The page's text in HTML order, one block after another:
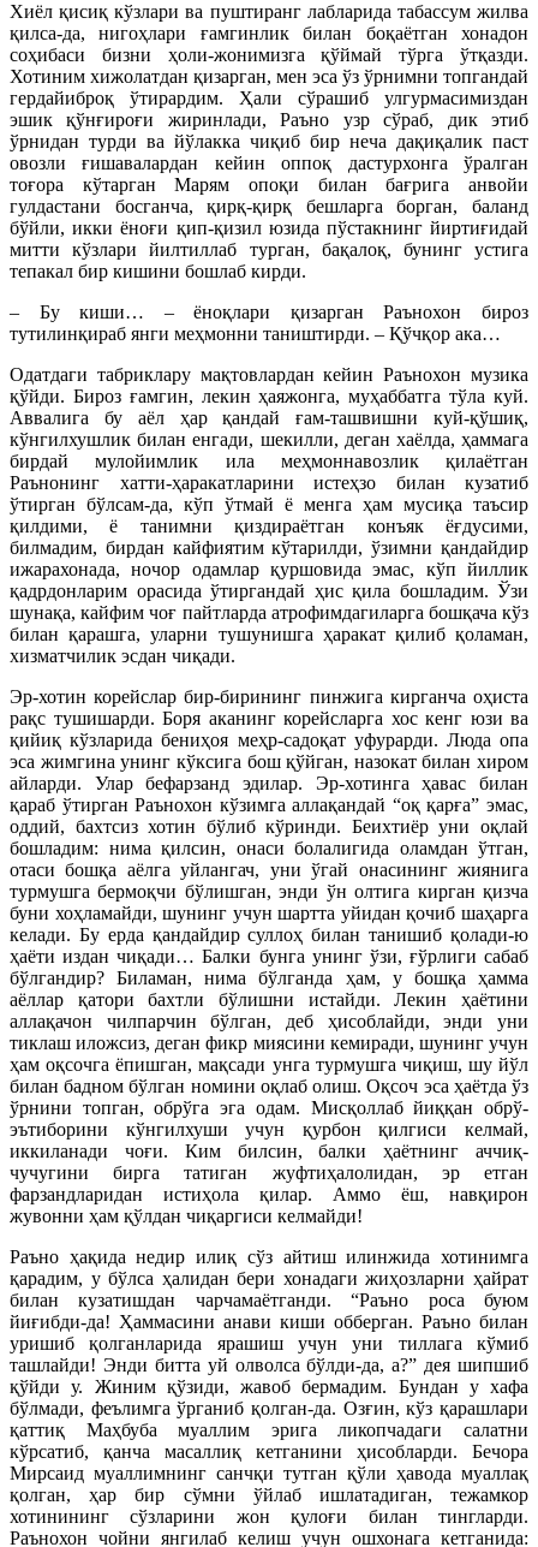
Хиёл қисиқ кўзлари ва пуштиранг лабларида табассум жилва
қилса-да, нигоҳлари ғамгинлик билан боқаётган хонадон
соҳибаси бизни ҳоли-жонимизга қўймaй тўрга ўтқазди.
Хотиним хижолатдан қизарган, мен эса ўз ўрнимни топгандай
гердайиброқ ўтирардим. Ҳали сўрашиб улгурмасимиздан
эшик қўнғироғи жиринлади, Раъно узр сўраб, дик этиб
ўрнидан турди ва йўлакка чиқиб бир неча дақиқалик паст
овозли ғишавалардан кейин оппоқ дастурхонга ўралган
тоғора кўтарган Марям опоқи билан бағрига анвойи
гулдастани босганча, қирқ-қирқ бешларга борган, баланд
бўйли, икки ёноғи қип-қизил юзида пўстакнинг йиртиғидай
митти кўзлари йилтиллаб турган, бақалоқ, бунинг устига
тепакал бир кишини бошлаб кирди.
– Бу киши… – ёноқлари қизарган Раънохон бироз
тутилинқираб янги меҳмонни таништирди. – Қўчқор ака…
Одатдаги табриклару мақтовлардан кейин Раънохон музика
қўйди. Бироз ғамгин, лекин ҳаяжонга, муҳаббатга тўла куй.
Аввалига бу аёл ҳар қандай ғам-ташвишни куй-қўшиқ,
кўнгилхушлик билан енгади, шекилли, деган хаёлда, ҳаммага
бирдай мулойимлик ила меҳмоннавозлик қилаётган
Раънонинг хатти-ҳаракатларини истеҳзо билан кузатиб
ўтирган бўлсам-да, кўп ўтмай ё менга ҳам мусиқа таъсир
қилдими, ё танимни қиздираётган конъяк ёғдусими,
билмадим, бирдан кайфиятим кўтарилди, ўзимни қандайдир
ижарахонада, ночор одамлар қуршовида эмас, кўп йиллик
қадрдонларим орасида ўтиргандай ҳис қила бошладим. Ўзи
шунақа, кайфим чоғ пайтларда атрофимдагиларга бошқача кўз
билан қарашга, уларни тушунишга ҳаракат қилиб қоламан,
хизматчилик эсдан чиқади.
Эр-хотин корейслар бир-бирининг пинжига кирганча оҳиста
рақс тушишарди. Боря аканинг корейсларга хос кенг юзи ва
қийиқ кўзларида бениҳоя меҳр-садоқат уфурарди. Люда опа
эса жимгина унинг кўксига бош қўйган, назокат билан хиром
айларди. Улар бефарзанд эдилар. Эр-хотинга ҳавас билан
қараб ўтирган Раънохон кўзимга аллақандай “оқ қарға” эмас,
оддий, бахтсиз хотин бўлиб кўринди. Беихтиёр уни оқлай
бошладим: нима қилсин, онаси болалигида оламдан ўтган,
отаси бошқа аёлга уйлангач, уни ўгай онасининг жиянига
турмушга бермоқчи бўлишган, энди ўн олтига кирган қизча
буни хоҳламайди, шунинг учун шартта уйидан қочиб шаҳарга
келади. Бу ерда қандайдир суллоҳ билан танишиб қолади-ю
ҳаёти издан чиқади… Балки бунга унинг ўзи, ғўрлиги сабаб
бўлгандир? Биламан, нима бўлганда ҳам, у бошқа ҳамма
аёллар қатори бахтли бўлишни истайди. Лекин ҳаётини
аллақачон чилпарчин бўлган, деб ҳисоблайди, энди уни
тиклаш иложсиз, деган фикр миясини кемиради, шунинг учун
ҳам оқсочга ёпишган, мақсади унга турмушга чиқиш, шу йўл
билан бадном бўлган номини оқлаб олиш. Оқсоч эса ҳаётда ўз
ўрнини топган, обрўга эга одам. Мисқоллаб йиққан обрў-
эътиборини кўнгилхуши учун қурбон қилгиси келмай,
иккиланади чоғи. Ким билсин, балки ҳаётнинг аччиқ-
чучугини бирга татиган жуфтиҳалолидан, эр етган
фарзандларидан истиҳола қилар. Аммо ёш, навқирон
жувонни ҳам қўлдан чиқаргиси келмайди!
Раъно ҳақида недир илиқ сўз айтиш илинжида хотинимга
қарадим, у бўлса ҳалидан бери хонадаги жиҳозларни ҳайрат
билан кузатишдан чарчамаётганди. “Раъно роса буюм
йиғибди-да! Ҳаммасини анави киши обберган. Раъно билан
уришиб қолганларида ярашиш учун уни тиллага кўмиб
ташлайди! Энди битта уй олволса бўлди-да, а?” дея шипшиб
қўйди у. Жиним қўзиди, жавоб бермадим. Бундан у хафа
бўлмади, феълимга ўрганиб қолган-да. Озғин, кўз қарашлари
қаттиқ Маҳбуба муаллим эрига ликопчадаги салатни
кўрсатиб, қанча масаллиқ кетганини ҳисобларди. Бечора
Мирсаид муаллимнинг санчқи тутган қўли ҳавода муаллақ
қолган, ҳар бир сўмни ўйлаб ишлатадиган, тежамкор
хотинининг сўзларини жон қулоғи билан тингларди.
Раънохон чойни янгилаб келиш учун ошхонага кетганида: